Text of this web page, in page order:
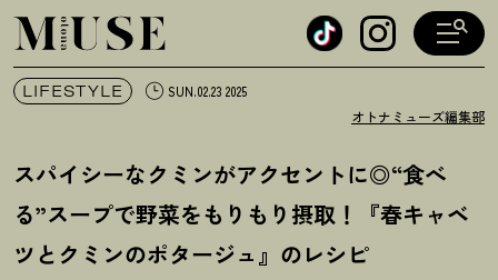
オトナミューズ ウェブ
LIFESTYLE SUN.02.23 2025
オトナミューズ編集部
スパイシーなクミンがアクセントに◎“食べ
る”スープで野菜をもりもり摂取 ！
『春キャベ
ツとクミンのポタージュ』のレシピ